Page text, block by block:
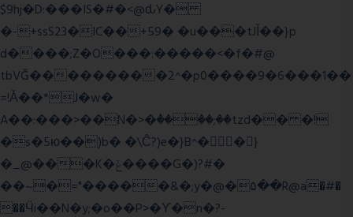
$9hj�D:���IS�#�<@ԃY�
�-+ssS23�IC��+59� �u���tJǏ��}p
d����;Z�O���:�����<�f�#@
tbVĞ���������2^�p0����9�6���1��
=!Ǎ��*J�w�
A��:���>��N�>�ٝ����;��tzd�� �!
�s�5ю��)b� �\Ĉ?)e�}B^��}
�_@���K�ݝ����G�)?#�
��~�="�����&�;y�@�۵��R@a�#�
��Ӵi��N�y;�o��P>�ϒ�n�?­